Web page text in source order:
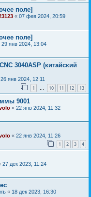
поле]
« 07 фев 2024, 20:59
поле]
29 янв 2024, 13:04
3040ASP (китайский
26 янв 2024, 12:11
1 … 10 11 12 13
9001
« 22 янв 2024, 11:32
« 22 янв 2024, 11:26
1 2 3 4
27 дек 2023, 11:24
« 18 дек 2023, 16:30